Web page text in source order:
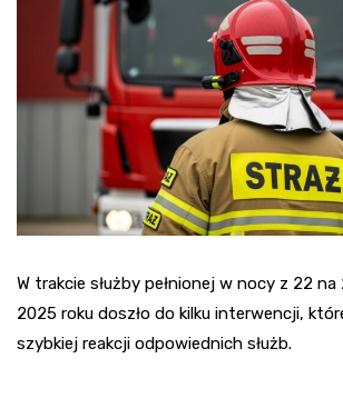
W trakcie służby pełnionej w nocy z 22
2025 roku doszło do kilku interwencji,
szybkiej reakcji odpowiednich służb.